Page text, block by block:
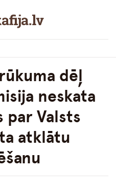
dēļ
neskata
par Valsts
atklātu